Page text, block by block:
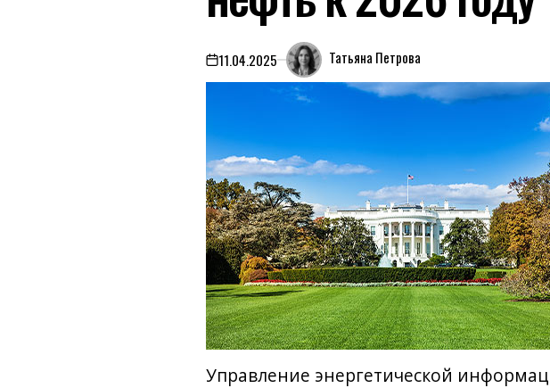
on11.04.2025 Татьяна Петрова
Управление энергетической